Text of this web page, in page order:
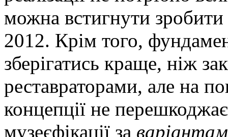
можна встигнути зробити
2012. Крім того,
зберігатись краще, ніж
реставраторами, але на
концепції не
музеєфікації за